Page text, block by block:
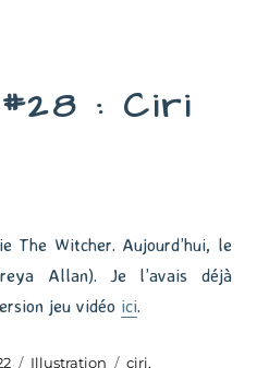
: Ciri
The Witcher. Aujourd’hui, le
Allan). Je l’avais déjà
jeu vidéo ici.
Catégories
Illustration Étiquettes
ciri,